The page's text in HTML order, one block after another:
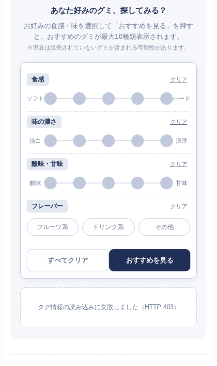
あなた好みのグミ、探してみる？
お好みの食感・味を選択して「おすすめを見る」を押す
と、おすすめのグミが最大10種類表示されます。
※現在は販売されていないグミが含まれる可能性があります。
食感 クリア
ソフト ハード
味の濃さ クリア
淡白 濃厚
酸味・甘味 クリア
酸味 甘味
フレーバー クリア
フルーツ系 ドリンク系 その他
すべてクリア おすすめを見る
タグ情報の読み込みに失敗しました（HTTP 403）